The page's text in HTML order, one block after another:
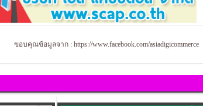
ขอบคุณข้อมูลจาก : https://www.facebook.com/asiadigicommerce